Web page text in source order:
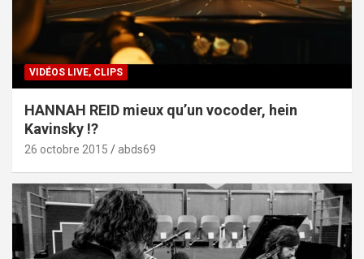
VIDÉOS LIVE, CLIPS
HANNAH REID mieux qu’un vocoder, hein
Kavinsky !?
26 octobre 2015 abds69